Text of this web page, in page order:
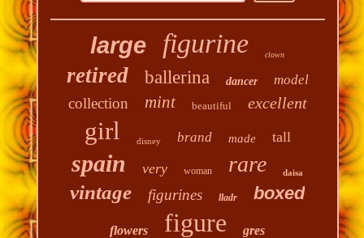
large figurine clown
retired ballerina dancer model
collection mint beautiful excellent
girl disney brand made tall
spain very woman rare daisa
vintage figurines lladr boxed
flowers figure gres